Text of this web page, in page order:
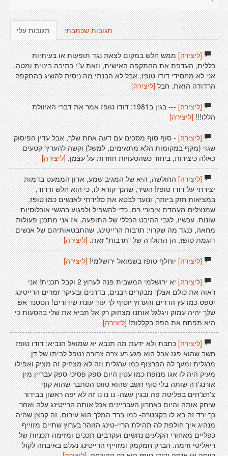
תגובות עלי תגובות שכתבתי
[ליצירה]ממש חלש במקום לצאת נגד תופעות או בעיתיות
כללית, העדפת את ההתקפה האישית, וזאת ע"י כתיבה בינוית ומטה.
אני לא מחסידי דודו טופז, אבל לא הבנתי מה ניסית להשיג בהתקפה
הרדודה הזאת. חבל [ליצירה]
[ליצירה]
--- בגין ב1981: דודו טופז אמר את דברי האיוולת
הללו!!! [ליצירה]
[ליצירה]- סוף סוף מסכים עם דעה אחת שלך, אבל עדין הפיסוק
שגוי (מקף במקומות הלא מתאימים, למשל) וקשה להעריך קטעים
כאלה כיצירות, ביחוד כשהטעויות חוזרות על עצמן. [ליצירה]
[ליצירה]החולשה, היא של המגיב שמע, אדון הממעט בדמות
יצירתי על דודו טופז! השיר, שהנך קורא לו, כי הוא חלש ורדוד,
במציאות חזק ביותר, ונועד לבטא את סלידתי לאנשים כמו טופז,
שמנצלים מעמדם ציבורי רם, כדי להשפיל ולפגוע ברגשי אוכלוסיות
שונות. עכשיו, לגבי ההיבט הכללי של התופעה, אז אני מתכנן פעולות
מחאה, כנגד מה שקרוי: תרבות הרייטינג, שהתבטאותיהם של אנשים
דוגמת טופז, הן התולדה של "תרבות" זאת. [ליצירה]
[ליצירה]יוחלף טופז בשמואל ירושלמי! [ליצירה]
[ליצירה]
יא ירושלמי המשבית פנה לערוץ 2 וקבל תכנית! אני
ראוה את כולם אצלך מבקרים רבנים, בדרנים ובעיקר זמרים הרייטינג
יטפס כמו עץ הדרים והערוץ יוסיף לך עוד עונת שידורים! הסטנד אפ
שלך יהיה עמוק ויגלגל אותנו מצחוק רק אל תביא את שלי בהסעות כי
היא תפתח את הפה בקללות! [ליצירה]
[ליצירה]כתבת ולא ידעת מה תנבא יא שמואל הנביא: דודו טופז
חשב שהוא פגז אבל הוא פגע רע צרה צרורה נטפל לביתו של דן
מרגלית ומעך לה הפרצוף כמו ערגלית וזה לא מצחיק זה מציק ואפילו
מעיק היה לו אגו מנופח כמו עטין היום ספק פסיכי ספק עבריין מין
אורנג'דה שותה בלי סוף חשב שהוא טווס הסתבר שהוא קוף
צ'חצ'חים בפליטת פה ובגין עשה- נו נו נו זה לא יפה ראשון בבידור
שיחק אותה והיום כאחרון העבריינים אכל אותה הרייטינג עלה ואחר
כך ירד זה בא לו בקונטרה- כמו ברד המלך הוא עירום, זה קבצן שהיה
מנהיג איך חולפת לה תהילת הריי-טינג הזוהר בערוץ שתיים מזוייף
כפליים מאחורי הקלעים נחשים ועקרבים תככים ומזימה תכניות של
ריאליטי וזימה. הברק חמקמק ומזוייף הרייטינג נעלם באיבחה לקול